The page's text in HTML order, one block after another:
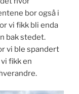
bor også i
vi fikk bli enda
bak stedet.
vi ble spandert
fikk en